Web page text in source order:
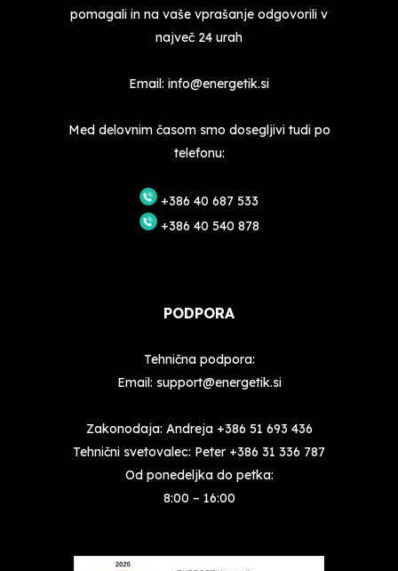
pomagali in na vaše vprašanje odgovorili v
največ 24 urah
Email: info@energetik.si
Med delovnim časom smo dosegljivi tudi po
telefonu:
+386 40 687 533
+386 40 540 878
PODPORA
Tehnična podpora:
Email: support@energetik.si
Zakonodaja: Andreja +386 51 693 436
Tehnični svetovalec: Peter +386 31 336 787
Od ponedeljka do petka:
8:00 – 16:00